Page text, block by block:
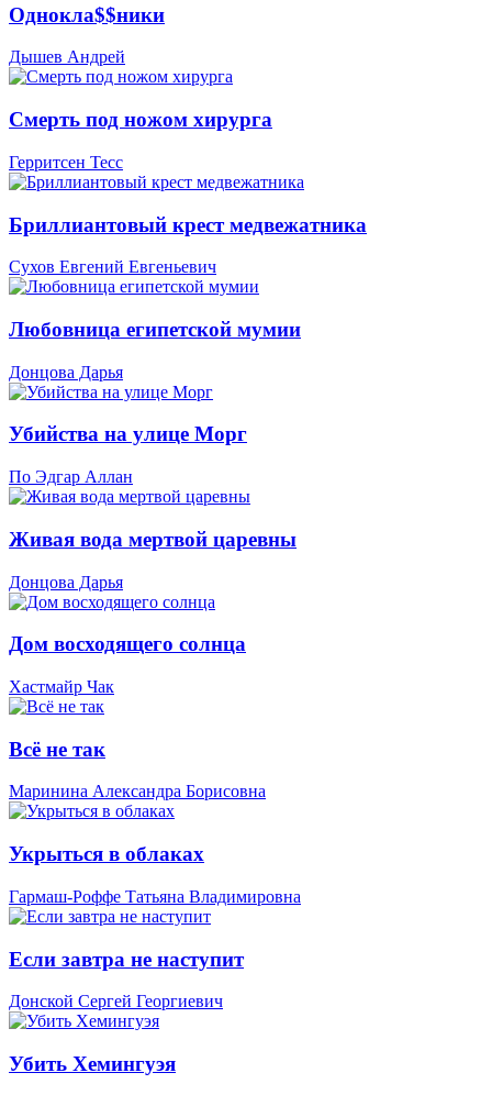
Однокла$$ники
Дышев Андрей
Смерть под ножом хирурга
Герритсен Тесс
Бриллиантовый крест медвежатника
Сухов Евгений Евгеньевич
Любовница египетской мумии
Донцова Дарья
Убийства на улице Морг
По Эдгар Аллан
Живая вода мертвой царевны
Донцова Дарья
Дом восходящего солнца
Хастмайр Чак
Всё не так
Маринина Александра Борисовна
Укрыться в облаках
Гармаш-Роффе Татьяна Владимировна
Если завтра не наступит
Донской Сергей Георгиевич
Убить Хемингуэя